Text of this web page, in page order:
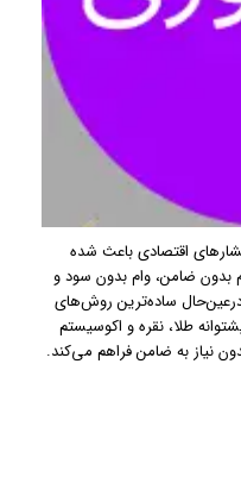
اقتصادی باعث شده
بدون ضامن، وام بدون سود و
درعین‌حال ساده‌ترین روش‌های
طلا، نقره و اکوسیستم
نیاز به ضامن فراهم می‌کند.